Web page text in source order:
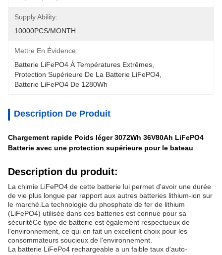
Supply Ability:
10000PCS/MONTH
Mettre En Évidence:
Batterie LiFePO4 À Températures Extrêmes
Protection Supérieure De La Batterie LiFePO4
Batterie LiFePO4 De 1280Wh
Description De Produit
Chargement rapide Poids léger 3072Wh 36V80Ah LiFePO4
Batterie avec une protection supérieure pour le bateau
Description du produit:
La chimie LiFePO4 de cette batterie lui permet d'avoir une durée
de vie plus longue par rapport aux autres batteries lithium-ion sur
le marché.La technologie du phosphate de fer de lithium
(LiFePO4) utilisée dans ces batteries est connue pour sa
sécuritéCe type de batterie est également respectueux de
l'environnement, ce qui en fait un excellent choix pour les
consommateurs soucieux de l'environnement.
La batterie LiFePo4 rechargeable a un faible taux d'auto-